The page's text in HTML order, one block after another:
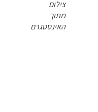
האינסטגרם